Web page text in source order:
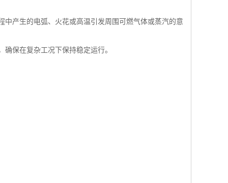
产生的电弧、火花或高温引发周围可燃气体或蒸汽的意
保在复杂工况下保持稳定运行。